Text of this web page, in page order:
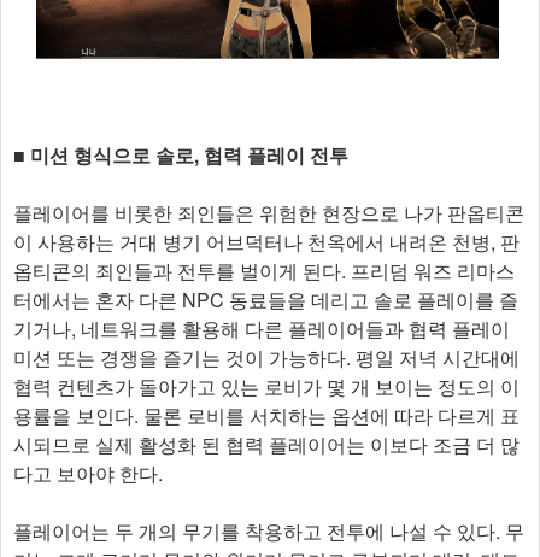
■ 미션 형식으로 솔로, 협력 플레이 전투
플레이어를 비롯한 죄인들은 위험한 현장으로 나가 판옵티콘
이 사용하는 거대 병기 어브덕터나 천옥에서 내려온 천병, 판
옵티콘의 죄인들과 전투를 벌이게 된다. 프리덤 워즈 리마스
터에서는 혼자 다른 NPC 동료들을 데리고 솔로 플레이를 즐
기거나, 네트워크를 활용해 다른 플레이어들과 협력 플레이
미션 또는 경쟁을 즐기는 것이 가능하다. 평일 저녁 시간대에
협력 컨텐츠가 돌아가고 있는 로비가 몇 개 보이는 정도의 이
용률을 보인다. 물론 로비를 서치하는 옵션에 따라 다르게 표
시되므로 실제 활성화 된 협력 플레이어는 이보다 조금 더 많
다고 보아야 한다.
플레이어는 두 개의 무기를 착용하고 전투에 나설 수 있다. 무